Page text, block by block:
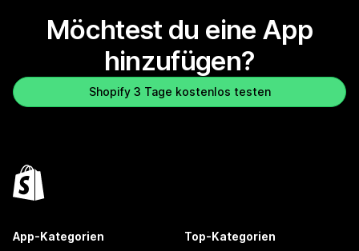
Möchtest du eine App
hinzufügen?
Shopify 3 Tage kostenlos testen
App-Kategorien Top-Kategorien